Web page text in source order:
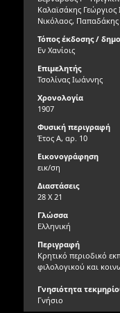
Καλαϊσάκης
Νικόλαος,
Τόπος έκδοσης /
Εν Χανίοις
Επιμελητής
Τσολίνας Ιωάννης
Χρονολογία
1907
Φυσική περιγραφή
Έτος Α, αρ. 10
Εικονογράφηση
εικ/ση
Διαστάσεις
28 Χ 21
Γλώσσα
Ελληνική
Περιγραφή
Κρητικό περιοδικό
φιλολογικού και
Γνησιότητα
Γνήσιο